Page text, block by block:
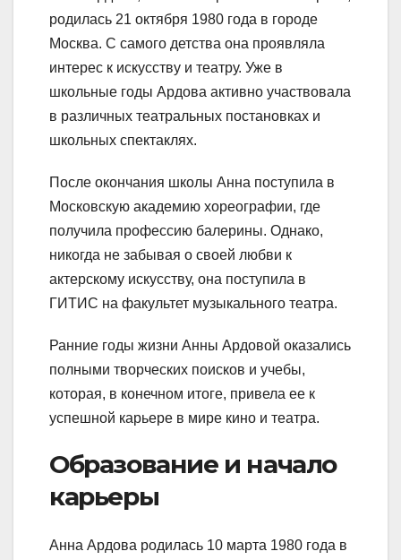
родилась 21 октября 1980 года в городе
Москва. С самого детства она проявляла
интерес к искусству и театру. Уже в
школьные годы Ардова активно участвовала
в различных театральных постановках и
школьных спектаклях.
После окончания школы Анна поступила в
Московскую академию хореографии, где
получила профессию балерины. Однако,
никогда не забывая о своей любви к
актерскому искусству, она поступила в
ГИТИС на факультет музыкального театра.
Ранние годы жизни Анны Ардовой оказались
полными творческих поисков и учебы,
которая, в конечном итоге, привела ее к
успешной карьере в мире кино и театра.
Образование и начало
карьеры
Анна Ардова родилась 10 марта 1980 года в